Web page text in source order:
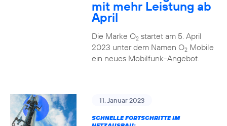
mit mehr Leistung ab
April
Die Marke O2startet am 5. April
2023 unter dem Namen O2Mobile
ein neues Mobilfunk-Angebot.
11. Januar 2023
SCHNELLE FORTSCHRITTE IM